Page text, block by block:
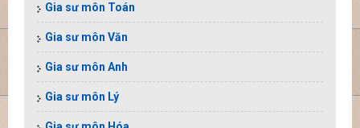
Gia sư môn Toán
Gia sư môn Văn
Gia sư môn Anh
Gia sư môn Lý